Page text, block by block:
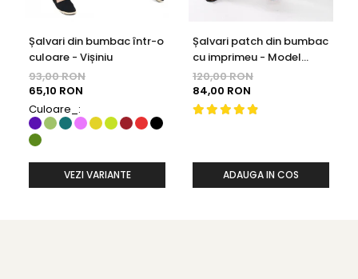
Șalvari din bumbac într-o
culoare - Vișiniu
93,00 RON
65,10 RON
Culoare_:
VEZI VARIANTE
Șalvari patch din bumbac
cu imprimeu - Model
Surpriză
120,00 RON
84,00 RON
ADAUGA IN COS